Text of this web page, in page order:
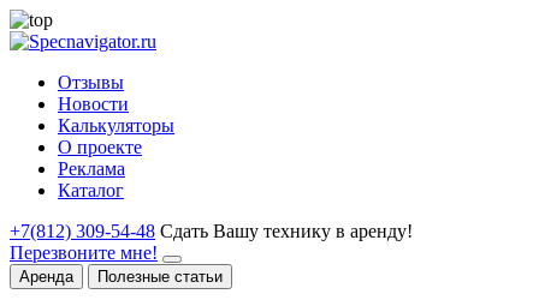
Отзывы
Новости
Калькуляторы
О проекте
Реклама
Каталог
+7(812) 309-54-48 Сдать Вашу технику в аренду!
Перезвоните мне!
Аренда Полезные статьи